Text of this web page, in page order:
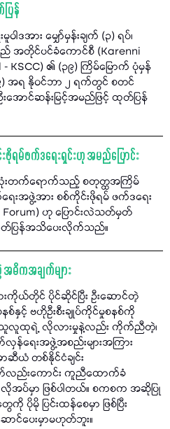
ြန်
ဒအား မျှော်မှန်းချက် (၃) ရပ်၊
ည် အတိုင်ပင်ခံကောင်စီ (Karenni
KSCC) ၏ (၃၉) ကြိမ်မြောက် ပုံမှန်
) အရ နိုဝင်ဘာ ၂ ရက်တွင် စတင်
အောင်ဆန်းမြင့်အမည်ဖြင့် ထုတ်ပြန်
ဖိုရမ်ဖက်ဒရေးရှင်းဟု အမည်ပြောင်း
လုံးတက်ရောက်သည့် စတုတ္ထအကြိမ်
ေးအဖွဲ့အား စစ်ကိုင်းဖိုရမ် ဖက်ဒရေး
Forum) ဟု ပြောင်းလဲသတ်မှတ်
တ်ပြန်အသိပေးလိုက်သည်။
အဓိကအချက်များ
းကိုယ်တိုင် ပိုင်ဆိုင်ပြီး ဦးဆောင်တဲ့
စ်နှင့် ဗဟိုဦးစီးချုပ်ကိုင်မှုစနစ်ကို
ြည်သူလူထုရဲ့ လိုလားမှုနဲ့လည်း ကိုက်ညီတဲ့၊
န်ရေးအဖွဲ့အစည်းများအကြား
ယံ တစ်နိုင်ငံချင်း
ာ်လည်းကောင်း ကူညီထောက်ခံ
လိုအပ်မှာ ဖြစ်ပါတယ်။ စကစက အဆိုပြု
ပိုမို ပြင်းထန်စေမှာ ဖြစ်ပြီး
ောင်ပေးမှာမဟုတ်ဘူး။